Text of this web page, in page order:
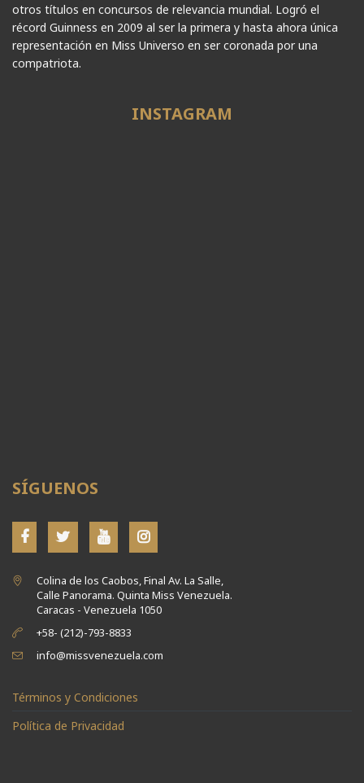
otros títulos en concursos de relevancia mundial. Logró el
récord Guinness en 2009 al ser la primera y hasta ahora única
representación en Miss Universo en ser coronada por una
compatriota.
INSTAGRAM
SÍGUENOS
Colina de los Caobos, Final Av. La Salle,
Calle Panorama. Quinta Miss Venezuela.
Caracas - Venezuela 1050
+58- (212)-793-8833
info@missvenezuela.com
Términos y Condiciones
Política de Privacidad